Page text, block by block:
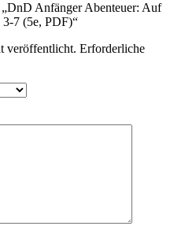
Anfänger Abenteuer: Auf
3-7 (5e, PDF)“
veröffentlicht. Erforderliche